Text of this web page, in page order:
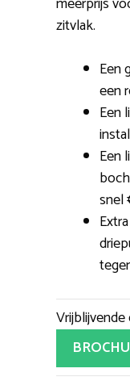
zitvlak.
Een
een
Een
Een
snel
Vrijblijvende